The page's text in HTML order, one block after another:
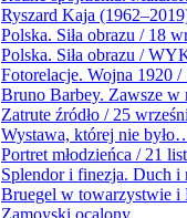
Ryszard Kaja
Polska. Siła obrazu / 18
Polska. Siła obrazu /
Fotorelacje. Wojna 1920
Bruno Barbey. Zawsze w
Zatrute źródło / 25
Wystawa, której nie
Portret młodzieńca / 21
Splendor i finezja. Duch i
Bruegel w towarzystwie i
Zamoyski ocalony